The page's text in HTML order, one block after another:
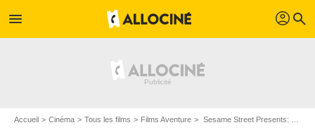
menu profil search
Accueil Cinéma Tous les films Films Aventure Sesame Street Presents: Follow that Bird de Ken Kwapis